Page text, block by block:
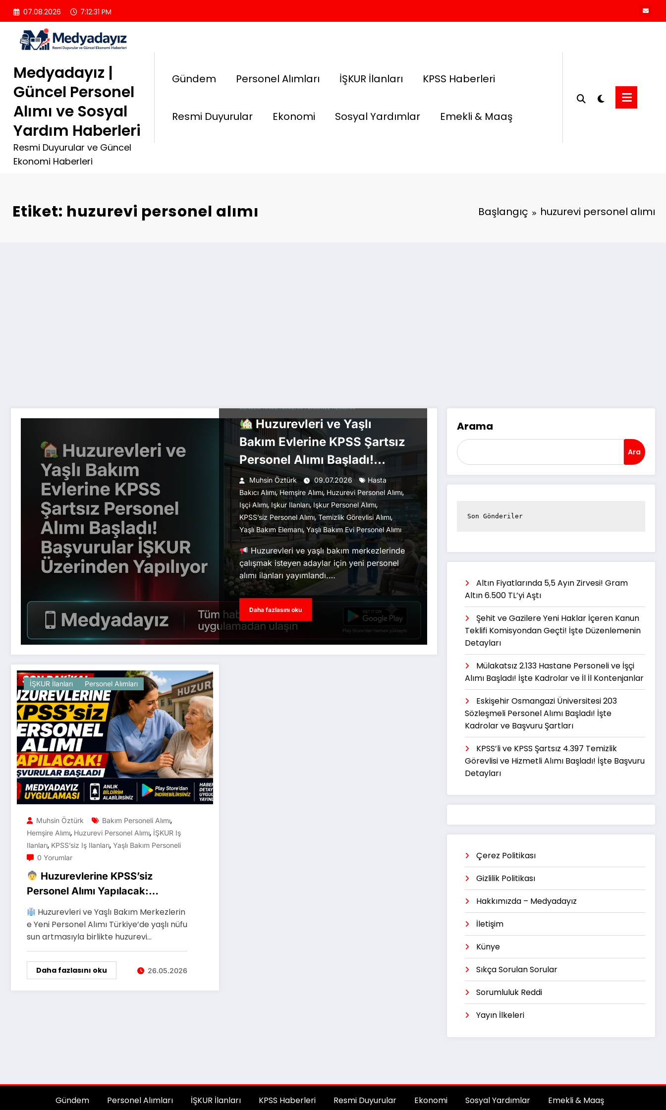
İçeriğe
atla
07.08.2026 7:12:32 PM
Medyadayız |
Güncel Personel
Alımı ve Sosyal
Yardım Haberleri
Resmi Duyurular ve Güncel
Ekonomi Haberleri
Gündem Personel Alımları İŞKUR İlanları KPSS Haberleri
Resmi Duyurular Ekonomi Sosyal Yardımlar Emekli & Maaş
Etiket: huzurevi personel alımı Başlangıç huzurevi personel alımı
GÜNDEM KAMU ALIMLARI PERSONEL ALIMLARI
Huzurevleri ve Yaşlı
Bakım Evlerine KPSS Şartsız
Personel Alımı Başladı!
Başvurular İŞKUR Üzerinden
Yapılıyor
Muhsin Öztürk 09.07.2026
Hasta
Bakıcı Alımı, Hemşire Alımı, Huzurevi Personel Alımı,
Işçi Alımı, Işkur Ilanları,Işkur Personel Alımı,
KPSS’siz Personel Alımı,Temizlik Görevlisi Alımı,
Yaşlı Bakım Elemanı, Yaşlı Bakım Evi Personel Alımı
Huzurevleri ve yaşlı bakım merkezlerinde
çalışmak isteyen adaylar için yeni personel
alımı ilanları yayımlandı.…
Daha fazlasını oku
İŞKUR İlanları Personel Alımları
Muhsin Öztürk Bakım Personeli Alımı,
Hemşire Alımı, Huzurevi Personel Alımı, İŞKUR Iş
Ilanları, KPSS’siz Iş Ilanları, Yaşlı Bakım Personeli
0 Yorumlar
Huzurevlerine KPSS’siz
Personel Alımı Yapılacak:
Başvurular Başladı
Huzurevleri ve Yaşlı Bakım Merkezlerin
e Yeni Personel Alımı Türkiye’de yaşlı nüfu
sun artmasıyla birlikte huzurevi…
Daha fazlasını oku 26.05.2026
Arama
Ara
Son Gönderiler
Altın Fiyatlarında 5,5 Ayın Zirvesi! Gram
Altın 6.500 TL’yi Aştı
Şehit ve Gazilere Yeni Haklar İçeren Kanun
Teklifi Komisyondan Geçti! İşte Düzenlemenin
Detayları
Mülakatsız 2.133 Hastane Personeli ve İşçi
Alımı Başladı! İşte Kadrolar ve İl İl Kontenjanlar
Eskişehir Osmangazi Üniversitesi 203
Sözleşmeli Personel Alımı Başladı! İşte
Kadrolar ve Başvuru Şartları
KPSS’li ve KPSS Şartsız 4.397 Temizlik
Görevlisi ve Hizmetli Alımı Başladı! İşte Başvuru
Detayları
Çerez Politikası
Gizlilik Politikası
Hakkımızda – Medyadayız
İletişim
Künye
Sıkça Sorulan Sorular
Sorumluluk Reddi
Yayın İlkeleri
Gündem Personel Alımları İŞKUR İlanları KPSS Haberleri Resmi Duyurular Ekonomi Sosyal Yardımlar Emekli & Maaş